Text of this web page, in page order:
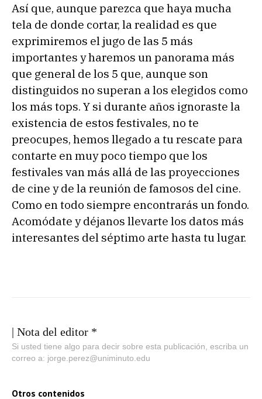
Así que, aunque parezca que haya mucha
tela de donde cortar, la realidad es que
exprimiremos el jugo de las 5 más
importantes y haremos un panorama más
que general de los 5 que, aunque son
distinguidos no superan a los elegidos como
los más tops. Y si durante años ignoraste la
existencia de estos festivales, no te
preocupes, hemos llegado a tu rescate para
contarte en muy poco tiempo que los
festivales van más allá de las proyecciones
de cine y de la reunión de famosos del cine.
Como en todo siempre encontrarás un fondo.
Acomódate y déjanos llevarte los datos más
interesantes del séptimo arte hasta tu lugar.
| Nota del editor *
Si usted tiene algo para decir sobre esta publicación, escriba un
correo a: jorge.perez@uniminuto.edu
Otros contenidos